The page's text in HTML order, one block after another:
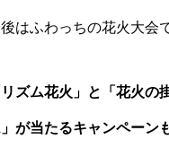
はふわっちの花火大会
リズム花火」と「花火の
」が当たるキャンペーン